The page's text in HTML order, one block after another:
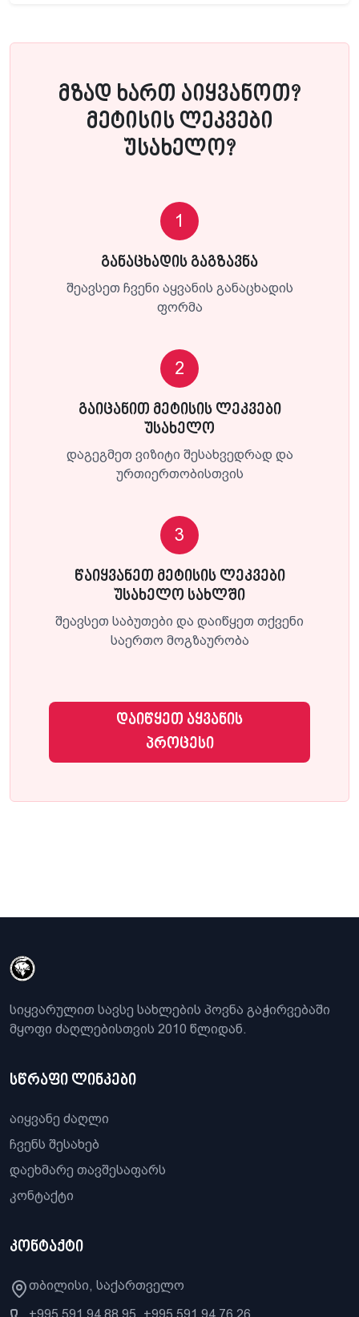
მზად ხართ აიყვანოთ?
მეტისის ლეკვები
უსახელო?
1
განაცხადის გაგზავნა
შეავსეთ ჩვენი აყვანის განაცხადის
ფორმა
2
გაიცანით მეტისის ლეკვები
უსახელო
დაგეგმეთ ვიზიტი შესახვედრად და
ურთიერთობისთვის
3
წაიყვანეთ მეტისის ლეკვები
უსახელო სახლში
შეავსეთ საბუთები და დაიწყეთ თქვენი
საერთო მოგზაურობა
დაიწყეთ აყვანის
პროცესი
სიყვარულით სავსე სახლების პოვნა გაჭირვებაში
მყოფი ძაღლებისთვის 2010 წლიდან.
სწრაფი ლინკები
აიყვანე ძაღლი
ჩვენს შესახებ
დაეხმარე თავშესაფარს
კონტაქტი
კონტაქტი
თბილისი, საქართველო